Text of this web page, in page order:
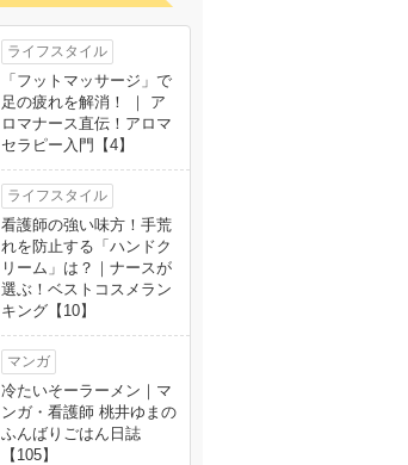
ライフスタイル
「フットマッサージ」で
足の疲れを解消！ ｜ ア
ロマナース直伝！アロマ
セラピー入門【4】
ライフスタイル
看護師の強い味方！手荒
れを防止する「ハンドク
リーム」は？｜ナースが
選ぶ！ベストコスメラン
キング【10】
マンガ
冷たいそーラーメン｜マ
ンガ・看護師 桃井ゆまの
ふんばりごはん日誌
【105】